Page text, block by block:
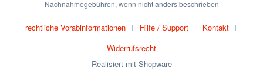
Nachnahmegebühren, wenn nicht anders beschrieben
rechtliche Vorabinformationen Hilfe / Support
Kontakt
Widerrufsrecht
Realisiert mit Shopware